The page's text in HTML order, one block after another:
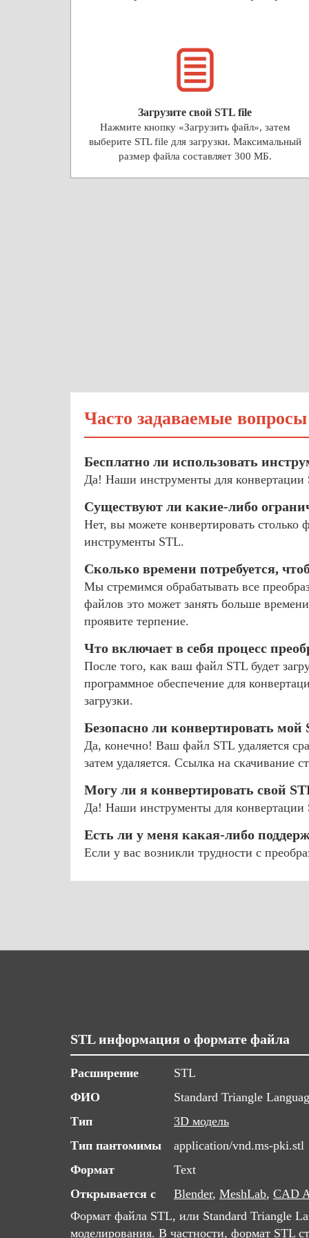
Загрузите свой STL file
Нажмите кнопку «Загрузить файл», затем
выберите STL file для загрузки. Максимальный
размер файла составляет 300 МБ.
Часто задаваемые вопросы
Бесплатно ли использовать
Да! Наши инструменты для конвертации
Существуют ли какие-либо
Нет, вы можете конвертировать
инструменты STL.
Сколько времени потребуется,
Мы стремимся обрабатывать все
файлов это может занять больше
проявите терпение.
Что включает в себя процесс
После того, как ваш файл STL будет
программное обеспечение для
загрузки.
Безопасно ли конвертировать мой
Да, конечно! Ваш файл STL удаляется
затем удаляется. Ссылка на скачивание
Могу ли я конвертировать свой
Да! Наши инструменты для конвертации
Есть ли у меня какая-либо
Если у вас возникли трудности с
STL информация о формате файла
Расширение
STL
ФИО
Standard Triangle
Тип
3D модель
Тип пантомимы
application/vnd.ms-pki.stl
Формат
Text
Открывается с
Blender, MeshLab, CAD
Формат файла STL, или Standard Triangle
моделирования. В частности, формат STL